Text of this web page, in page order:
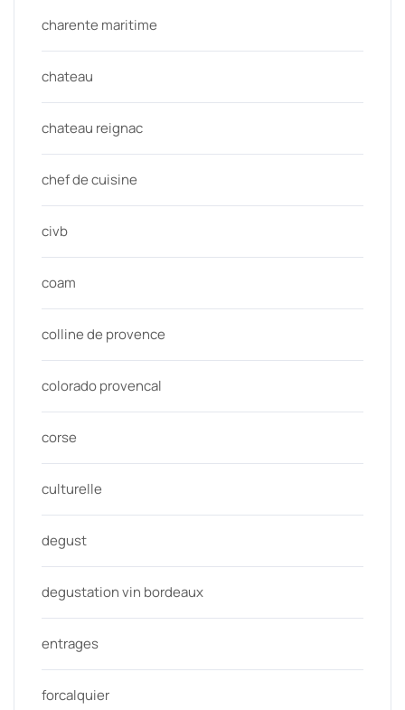
charente maritime
chateau
chateau reignac
chef de cuisine
civb
coam
colline de provence
colorado provencal
corse
culturelle
degust
degustation vin bordeaux
entrages
forcalquier